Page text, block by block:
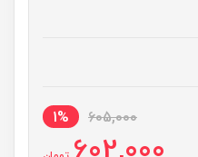
605,000
1%